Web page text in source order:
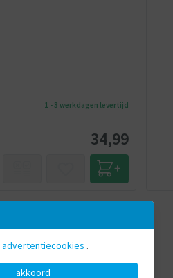
1 - 3 werkdagen levertijd
34,99
advertentiecookies .
akkoord